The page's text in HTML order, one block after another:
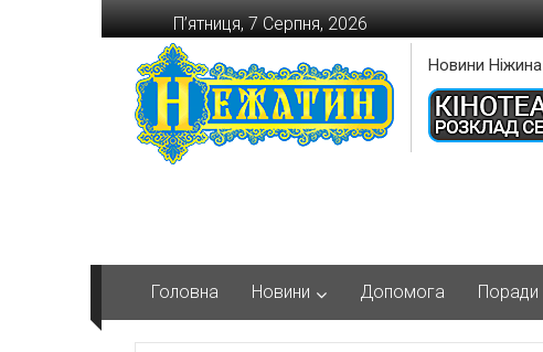
Перейти
до
вмісту
П’ятниця, 7 Серпня, 2026
Новини Ніжина
Головна Новини Допомога Поради